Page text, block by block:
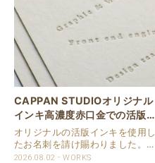
CAPPAN STUDIOオリジナル
インキ高濃度赤口金での活版名
刺
オリジナルの活版インキを使用し
たお名刺を請け賜わりました。
用紙は新バフン紙Nのきぬを使用
2026.08.02 WORKS